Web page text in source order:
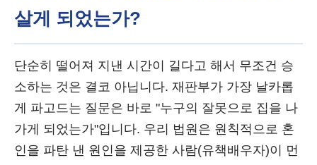
살게 되었는가?
단순히 떨어져 지낸 시간이 길다고 해서 무조건 승
소하는 것은 결코 아닙니다. 재판부가 가장 날카롭
게 파고드는 질문은 바로 "누구의 잘못으로 집을 나
가게 되었는가"입니다. 우리 법원은 원칙적으로 혼
인을 파탄 낸 원인을 제공한 사람(유책배우자)이 먼